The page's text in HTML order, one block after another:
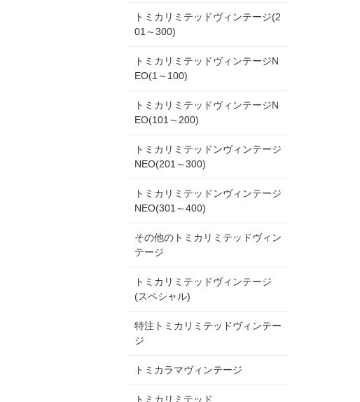
トミカリミテッドヴィンテージ(2
01～300)
トミカリミテッドヴィンテージN
EO(1～100)
トミカリミテッドヴィンテージN
EO(101～200)
トミカリミテッドンヴィンテージ
NEO(201～300)
トミカリミテッドンヴィンテージ
NEO(301～400)
その他のトミカリミテッドヴィン
テージ
トミカリミテッドヴィンテージ
(スペシャル)
特注トミカリミテッドヴィンテー
ジ
トミカラマヴィンテージ
トミカリミテッド